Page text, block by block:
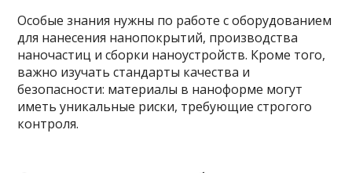
Особые знания нужны по работе с оборудованием
для нанесения нанопокрытий, производства
наночастиц и сборки наноустройств. Кроме того,
важно изучать стандарты качества и
безопасности: материалы в наноформе могут
иметь уникальные риски, требующие строгого
контроля.